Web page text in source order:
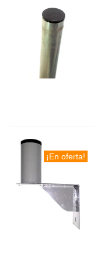
¡En oferta!